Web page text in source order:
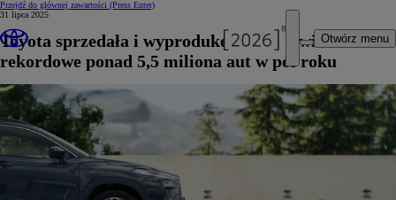
Przejdź do głównej zawartości (Press Enter)
Otwórz menu
31 lipca 2025
Toyota sprzedała i wyprodukowała na świecie
rekordowe ponad 5,5 miliona aut w pół roku